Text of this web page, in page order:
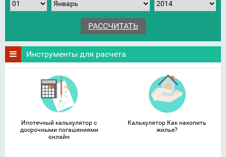
Инструменты для расчета
Ипотечный калькулятор с
досрочными погашениями
онлайн
Калькулятор Как накопить
жилье?